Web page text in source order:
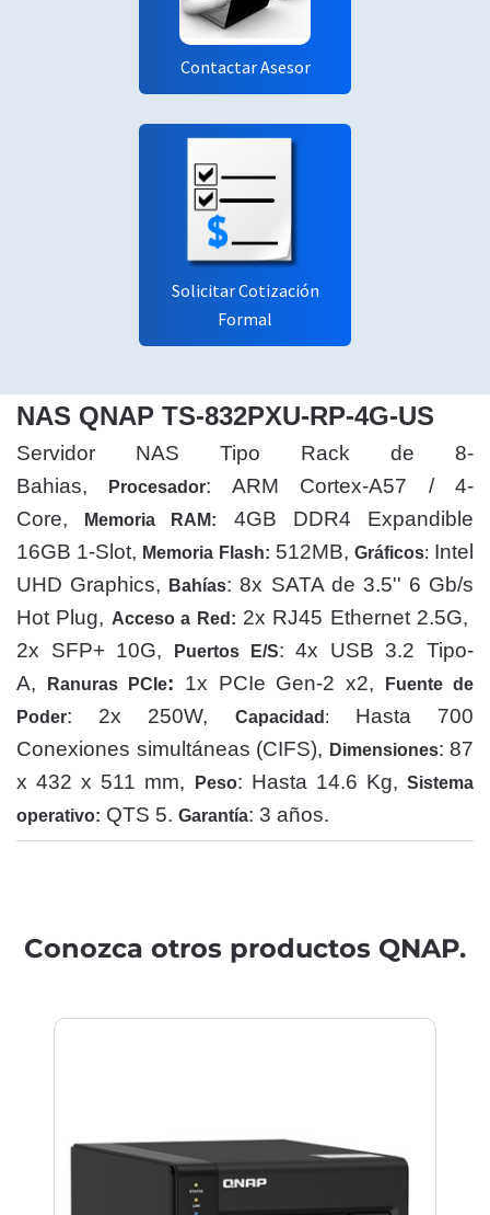
Contactar Asesor
Solicitar Cotización
Formal
NAS QNAP TS-832PXU-RP-4G-US
Servidor NAS Tipo Rack de 8-
Bahias,
Procesador: ARM Cortex-A57 / 4-
Core,
Memoria RAM:
4GB DDR4 Expandible
16GB 1-Slot, Memoria Flash: 512MB, Gráficos: Intel
UHD Graphics,
Bahías: 8x SATA de 3.5'' 6 Gb/s
Hot Plug, Acceso a Red: 2x RJ45 Ethernet 2.5G,
2x SFP+ 10G,
Puertos E/S: 4x USB 3.2 Tipo-
A,
Ranuras PCIe: 1x PCIe Gen-2 x2,
Fuente de
Poder: 2x 250W, Capacidad :
Hasta 700
Conexiones simultáneas (CIFS), Dimensiones: 87
x 432 x 511 mm,
Peso: Hasta 14.6 Kg,Sistema
operativo: QTS 5. Garantía: 3 años.
Conozca otros productos QNAP.